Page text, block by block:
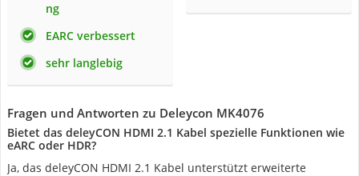
ng
EARC verbessert
sehr langlebig
Fragen und Antworten zu Deleycon MK4076
Bietet das deleyCON HDMI 2.1 Kabel spezielle Funktionen wie
eARC oder HDR?
Ja, das deleyCON HDMI 2.1 Kabel unterstützt erweiterte